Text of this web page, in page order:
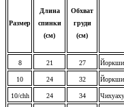
Размер
Длина
спинки
(см)
Обхват
груди
(см)
8 21 27
10 24 32
10/chh 24 34